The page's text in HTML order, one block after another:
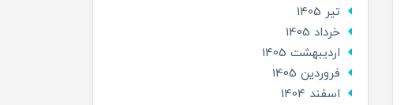
تير 1405
خرداد 1405
ارديبهشت 1405
فروردین 1405
اسفند 1404